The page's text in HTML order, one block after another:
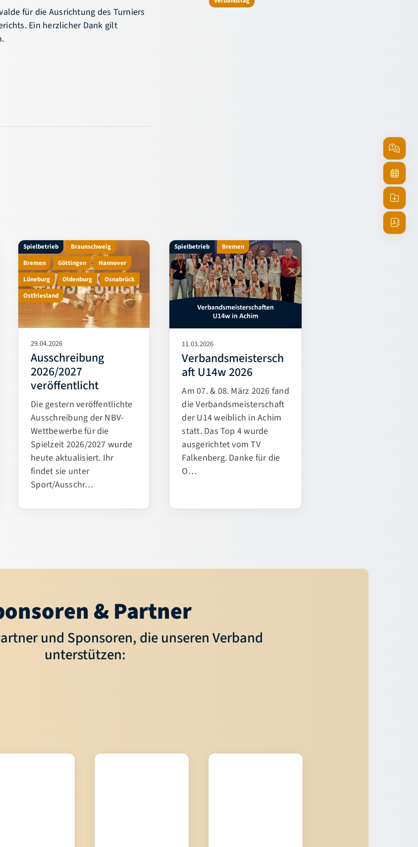
für die Ausrichtung des Turniers
Ein herzlicher Dank gilt
Spielbetrieb
Braunschweig
Bremen
Göttingen
Hannover
Lüneburg
Oldenburg
Osnabrück
Ostfriesland
29.04.2026
Ausschreibung
2026/2027
veröffentlicht
Die gestern veröffentlichte
Ausschreibung der NBV-
Wettbewerbe für die
Spielzeit 2026/2027 wurde
heute aktualisiert. Ihr
findet sie unter
Sport/Ausschr…
Spielbetrieb Bremen
Verbandsmeistersch
aft U14w 2026
Am 07. & 08. März 2026 fand
die Verbandsmeisterschaft
der U14 weiblich in Achim
statt. Das Top 4 wurde
ausgerichtet vom TV
Falkenberg. Danke für die
O…
& Partner
und Sponsoren, die unseren Verband
unterstützen:
Service
Termine